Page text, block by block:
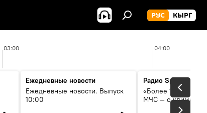
РУС КЫРГ
03:00 04:00
Ежедневные новости
Ежедневные новости. Выпуск
10:00
Радио Sputnik
«Более 1200 сёл в
МЧС — о климате,
системе